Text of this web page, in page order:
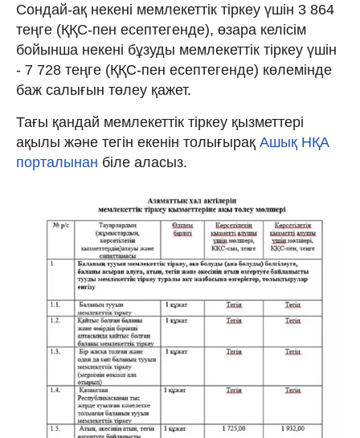
Сондай-ақ некені мемлекеттік тіркеу үшін 3 864
теңге (ҚҚС-пен есептегенде), өзара келісім
бойынша некені бұзуды мемлекеттік тіркеу үшін
- 7 728 теңге (ҚҚС-пен есептегенде) көлемінде
баж салығын төлеу қажет.
Тағы қандай мемлекеттік тіркеу қызметтері
ақылы және тегін екенін толығырақ Ашық НҚА
порталынан біле аласыз.